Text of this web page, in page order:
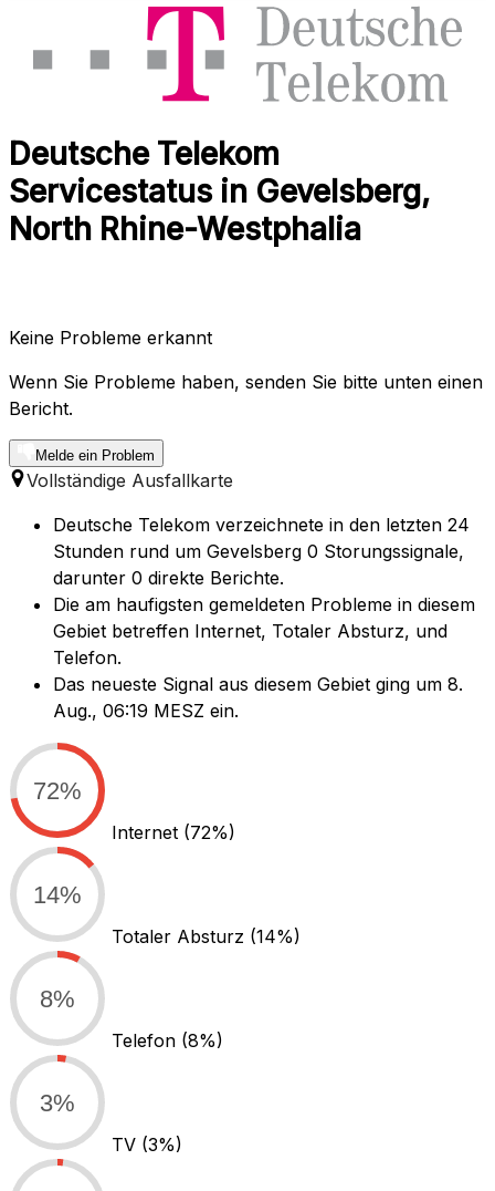
Deutsche Telekom
Servicestatus in Gevelsberg,
North Rhine-Westphalia
Keine Probleme erkannt
Wenn Sie Probleme haben, senden Sie bitte unten einen
Bericht.
Melde ein Problem
Vollständige Ausfallkarte
Deutsche Telekom verzeichnete in den letzten 24
Stunden rund um Gevelsberg 0 Storungssignale,
darunter 0 direkte Berichte.
Die am haufigsten gemeldeten Probleme in diesem
Gebiet betreffen Internet, Totaler Absturz, und
Telefon.
Das neueste Signal aus diesem Gebiet ging um 8.
Aug., 06:19 MESZ ein.
72%
Internet (72%)
14%
Totaler Absturz (14%)
8%
Telefon (8%)
3%
TV (3%)